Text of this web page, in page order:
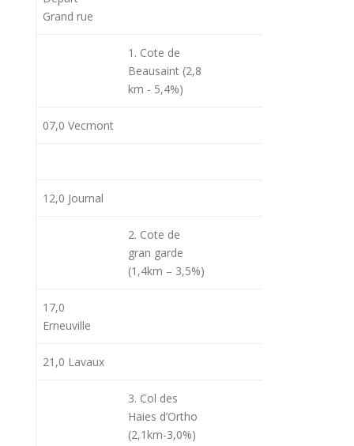
Grand rue
1. Cote de
Beausaint (2,8
km - 5,4%)
07,0 Vecmont
12,0 Journal
2. Cote de
gran garde
(1,4km – 3,5%)
17,0
Erneuville
21,0 Lavaux
3. Col des
Haies d’Ortho
(2,1km-3,0%)